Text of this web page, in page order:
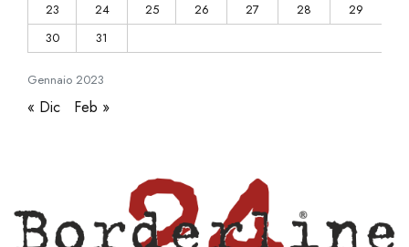
Gennaio 2023
23
24 25 26 27 28
29
30
31
« Dic Feb »